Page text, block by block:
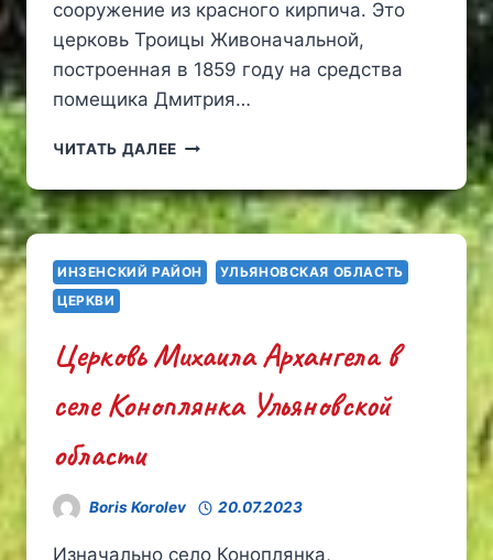
сооружение из красного кирпича. Это
церковь Троицы Живоначальной,
построенная в 1859 году на средства
помещика Дмитрия…
ЧИТАТЬ ДАЛЕЕ СЕЛО
ЦЕРКОВЬ
ТРОИЦЫ
ЖИВОНАЧАЛЬНОЙ
ИНЗЕНСКИЙ РАЙОН
УЛЬЯНОВСКАЯ ОБЛАСТЬ
ЦЕРКВИ
Церковь Михаила Архангела в
селе Коноплянка Ульяновской
области
Boris Korolev 20.07.2023
Изначально село Коноплянка,